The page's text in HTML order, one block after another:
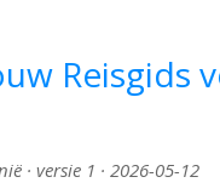
Reisgids
· versie 1 · 2026-05-12